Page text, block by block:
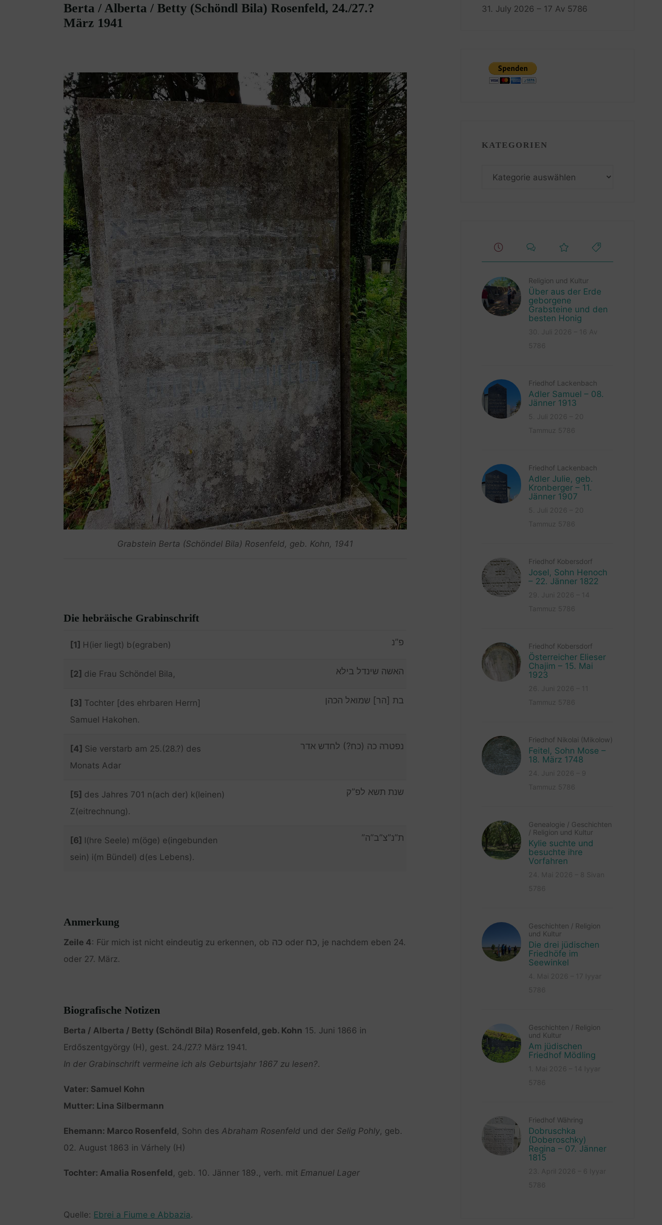
Berta / Alberta / Betty (Schöndl Bila) Rosenfeld, 24./27.?
März 1941
Grabstein Berta (Schöndel Bila) Rosenfeld, geb. Kohn, 1941
Die hebräische Grabinschrift
[1] H(ier liegt) b(egraben) פ”נ
[2] die Frau Schöndel Bila, האשה שינדל בילא
[3] Tochter [des ehrbaren Herrn]
Samuel Hakohen.
בת [הר] שמואל הכהן
[4] Sie verstarb am 25.(28.?) des
Monats Adar
נפטרה כה (כח?) לחדש אדר
[5] des Jahres 701 n(ach der) k(leinen)
Z(eitrechnung).
שנת תשא לפ”ק
[6] I(hre Seele) m(öge) e(ingebunden
sein) i(m Bündel) d(es Lebens).
ת”נ”צ”ב”ה”
Anmerkung
Zeile 4: Für mich ist nicht eindeutig zu erkennen, ob כה oder כח, je nachdem eben 24.
oder 27. März.
Biografische Notizen
Berta / Alberta / Betty (Schöndl Bila) Rosenfeld, geb. Kohn 15. Juni 1866 in
Erdőszentgyörgy (H), gest. 24./27.? März 1941.
In der Grabinschrift vermeine ich als Geburtsjahr 1867 zu lesen?.
Vater: Samuel Kohn
Mutter: Lina Silbermann
Ehemann: Marco Rosenfeld, Sohn des Abraham Rosenfeld und der Selig Pohly, geb.
02. August 1863 in Várhely (H)
Tochter: Amalia Rosenfeld, geb. 10. Jänner 189., verh. mit Emanuel Lager
Quelle: Ebrei a Fiume e Abbazia .
31. July 2026 – 17 Av 5786
KATEGORIEN
Religion und Kultur
Über aus der Erde
geborgene
Grabsteine und den
besten Honig
Friedhof Lackenbach
Adler Samuel – 08.
Jänner 1913
Friedhof Lackenbach
Adler Julie, geb.
Kronberger – 11.
Jänner 1907
Friedhof Kobersdorf
Josel, Sohn Henoch
– 22. Jänner 1822
Friedhof Kobersdorf
Österreicher Elieser
Chajim – 15. Mai
1923
Friedhof Nikolai (Mikolow)
Feitel, Sohn Mose –
18. März 1748
Genealogie / Geschichten
/ Religion und Kultur
Kylie suchte und
besuchte ihre
Vorfahren
Geschichten / Religion
und Kultur
Die drei jüdischen
Friedhöfe im
Seewinkel
Geschichten / Religion
und Kultur
Am jüdischen
Friedhof Mödling
Friedhof Währing
Dobruschka
(Doberoschky)
Regina – 07. Jänner
1815